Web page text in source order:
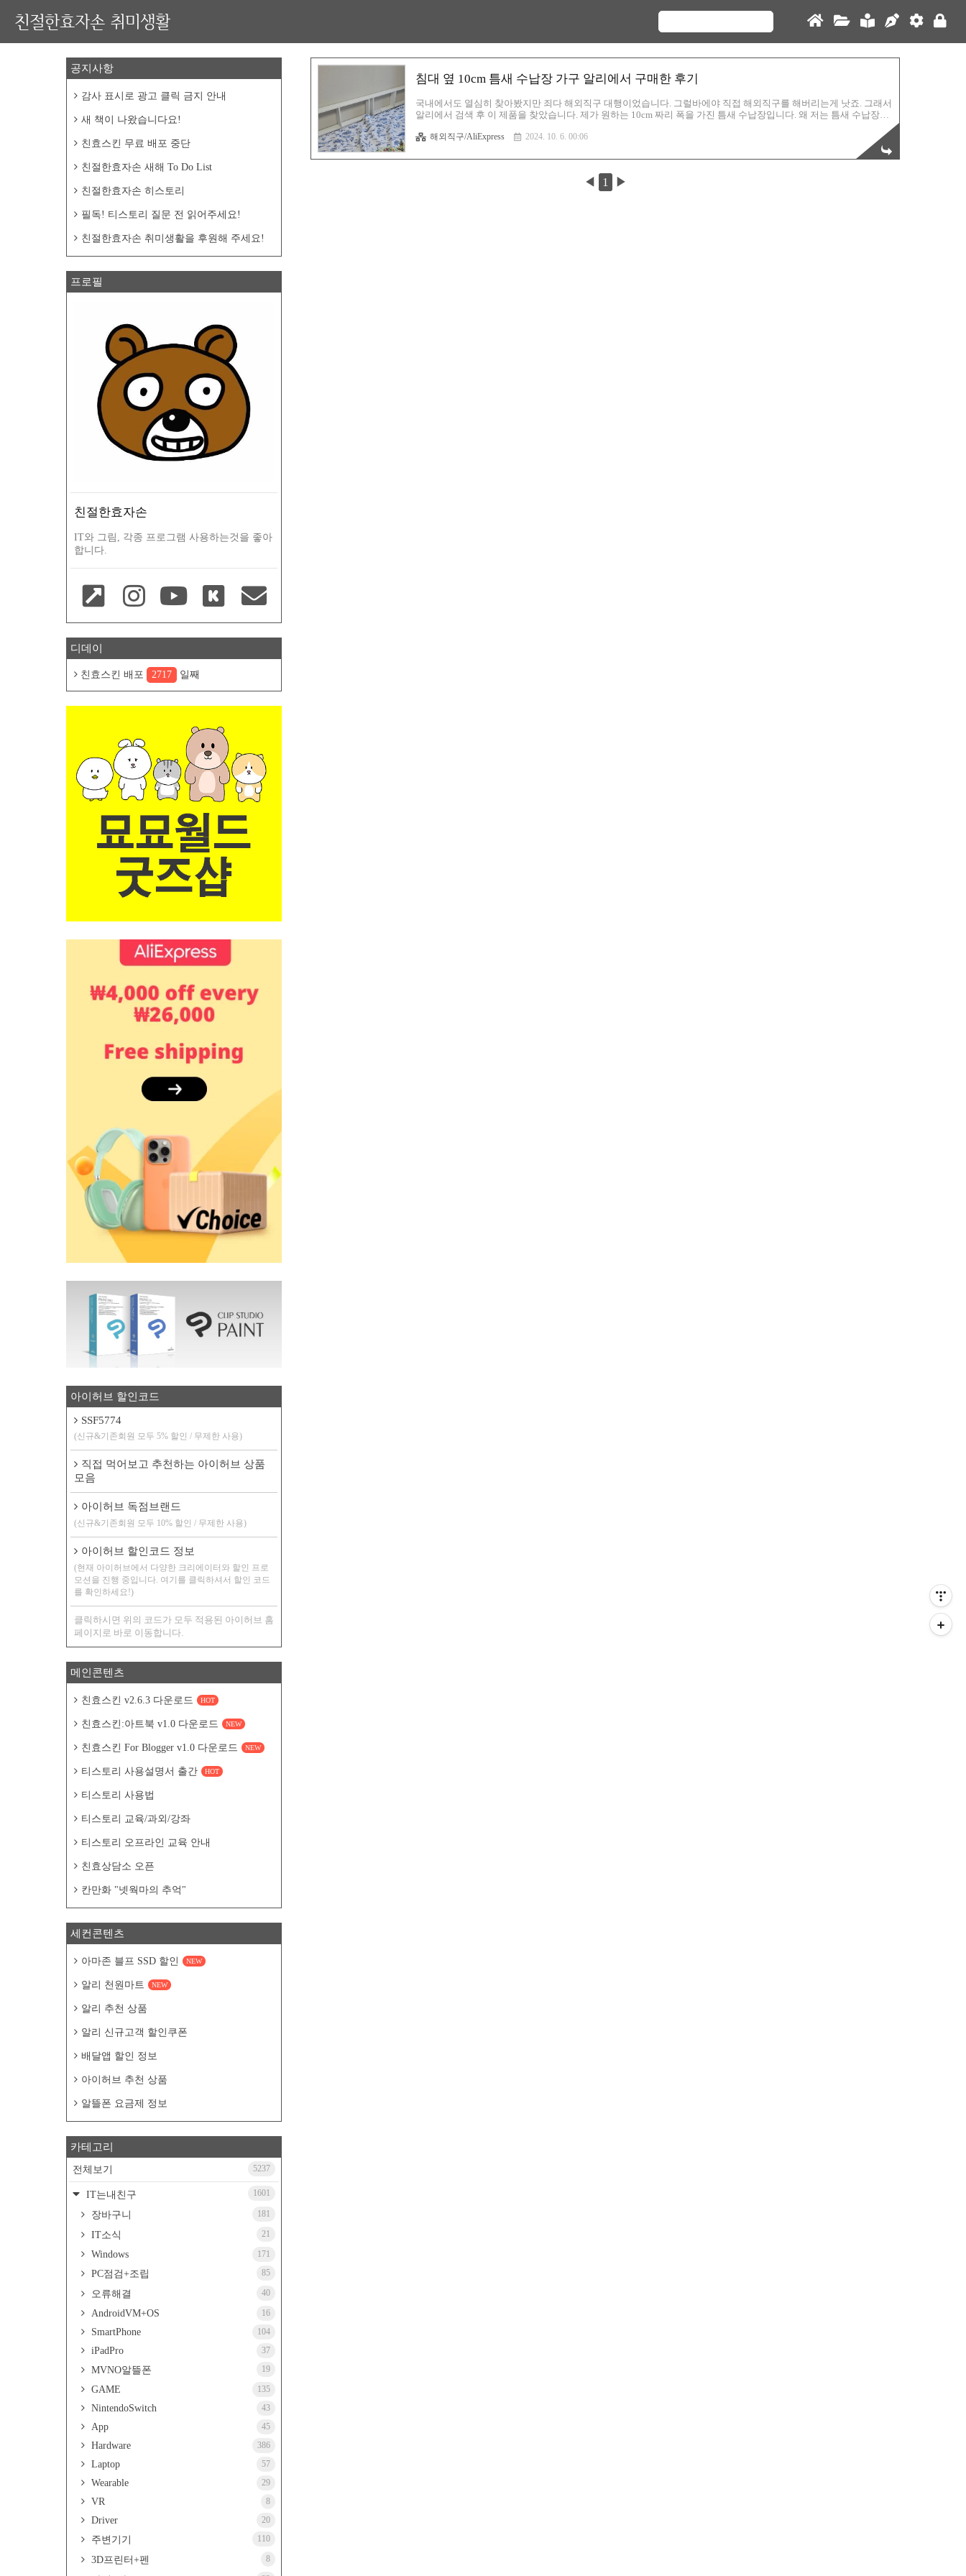
친절한효자손 취미생활
침대 옆 10cm 틈새 수납장 가구 알리에서 구매한 후기
국내에서도 열심히 찾아봤지만 죄다 해외직구 대행이었습니다. 그럴바에야 직접 해외직구를 해버리는게 낫죠. 그래서
알리에서 검색 후 이 제품을 찾았습니다. 제가 원하는 10cm 짜리 폭을 가진 틈새 수납장입니다. 왜 저는 틈새 수납장을
수 없는 상황이죠. 잘때 침대에 누으면 아마 대부분 많은 분들께서 스마트폰을 뒤적뒤적 하실거에요. 그러면 스르륵 잠
이 오기 시작하고 그때 스마트폰을 충전시켜야 하는데 그러려면 책상쪽으로 다시 가야 합니다. 누워있다보니 상당히
가기가 귀찮은 것! 그래서 침대에 가려진 콘센트를 활용하고 싶었던 겁니다. 너무 폭이 큰 틈새 수납장은 사용 불가! 왜
해외직구/AliExpress 2024. 10. 6. 00:06
◀ 1 ▶
공지사항
감사 표시로 광고 클릭 금지 안내
새 책이 나왔습니다요!
친효스킨 무료 배포 중단
친절한효자손 새해 To Do List
친절한효자손 히스토리
필독! 티스토리 질문 전 읽어주세요!
친절한효자손 취미생활을 후원해 주세요!
프로필
친절한효자손
IT와 그림, 각종 프로그램 사용하는것을 좋아
합니다.
디데이
친효스킨 배포 2717 일째
아이허브 할인코드
SSF5774
(신규&기존회원 모두 5% 할인 / 무제한 사용)
직접 먹어보고 추천하는 아이허브 상품
모음
아이허브 독점브랜드
(신규&기존회원 모두 10% 할인 / 무제한 사용)
아이허브 할인코드 정보
(현재 아이허브에서 다양한 크리에이터와 할인 프로
모션을 진행 중입니다. 여기를 클릭하셔서 할인 코드
를 확인하세요!)
클릭하시면 위의 코드가 모두 적용된 아이허브 홈
페이지로 바로 이동합니다.
메인콘텐츠
친효스킨 v2.6.3 다운로드 HOT
친효스킨:아트북 v1.0 다운로드 NEW
친효스킨 For Blogger v1.0 다운로드 NEW
티스토리 사용설명서 출간 HOT
티스토리 사용법
티스토리 교육/과외/강좌
티스토리 오프라인 교육 안내
친효상담소 오픈
칸만화 "넷웍마의 추억"
세컨콘텐츠
아마존 블프 SSD 할인 NEW
알리 천원마트 NEW
알리 추천 상품
알리 신규고객 할인쿠폰
배달앱 할인 정보
아이허브 추천 상품
알뜰폰 요금제 정보
카테고리
전체보기 5237
IT는내친구 1601
장바구니 181
IT소식 21
Windows 171
PC점검+조립 85
오류해결 40
AndroidVM+OS 16
SmartPhone 104
iPadPro 37
MVNO알뜰폰 19
GAME 135
NintendoSwitch 43
App 45
Hardware 386
Laptop 57
Wearable 29
VR 8
Driver 20
주변기기 110
3D프린터+펜 8